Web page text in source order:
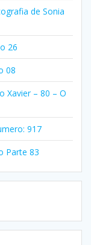
de Sonia
26
08
Xavier – 80 – O
917
Parte 83